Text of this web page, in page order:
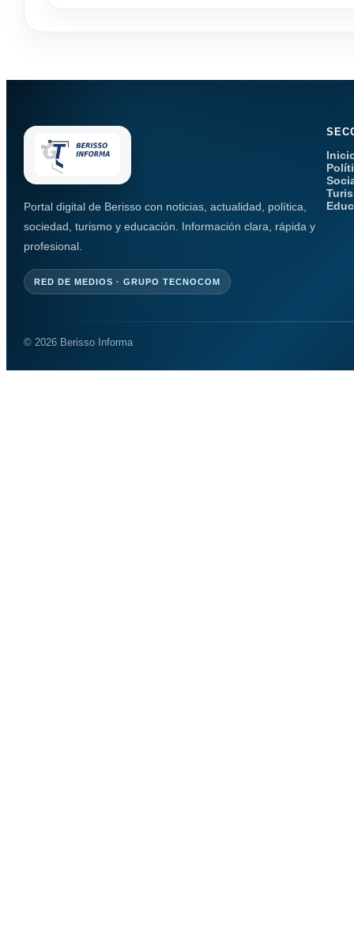
Portal digital de Berisso con noticias, actualidad, política,
sociedad, turismo y educación. Información clara, rápida y
profesional.
RED DE MEDIOS · GRUPO TECNOCOM
© 2026 Berisso Informa